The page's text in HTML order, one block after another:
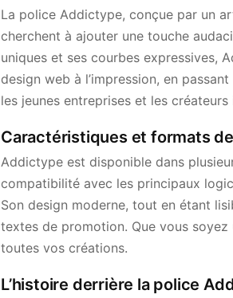
La police Addictype, conçue par un
cherchent à ajouter une touche
uniques et ses courbes expressives,
design web à l’impression, en
les jeunes entreprises et les
Caractéristiques et formats
Addictype est disponible dans
compatibilité avec les principaux
Son design moderne, tout en étant
textes de promotion. Que vous
toutes vos créations.
L’histoire derrière la police